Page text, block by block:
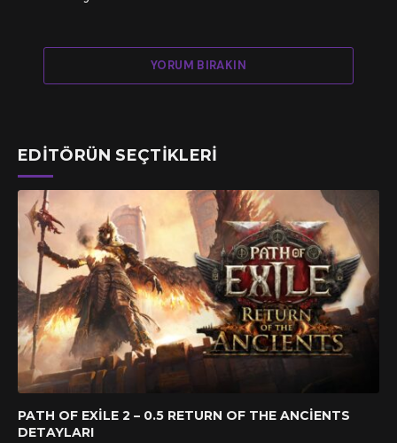
YORUM BIRAKIN
EDITÖRÜN SEÇTIKLERI
PATH OF EXILE 2 – 0.5 RETURN OF THE ANCIENTS
DETAYLARI